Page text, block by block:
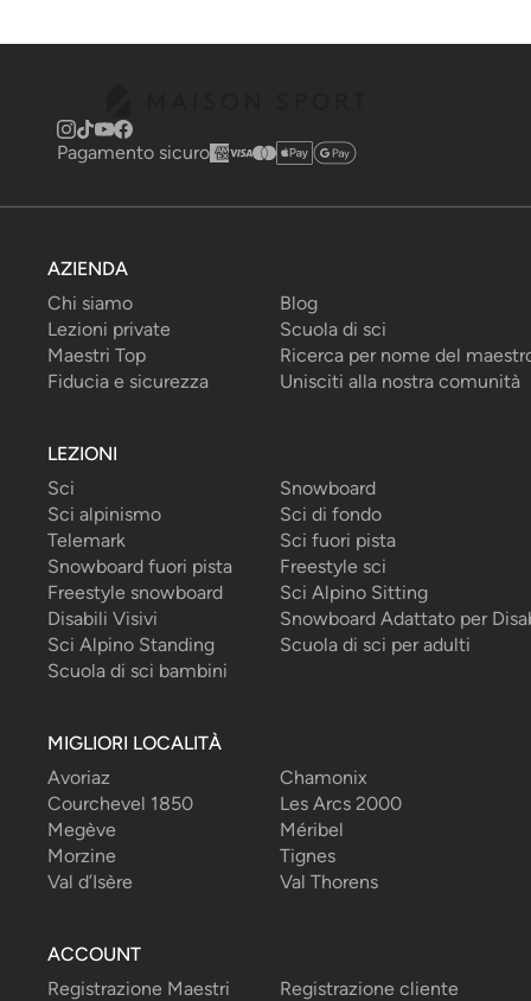
Pagamento sicuro
AZIENDA
Chi siamo
Blog
Lezioni private
Scuola di sci
Maestri Top
Ricerca per nome del
Fiducia e sicurezza
Unisciti alla nostra comunità
LEZIONI
Sci
Snowboard
Sci alpinismo
Sci di fondo
Telemark
Sci fuori pista
Snowboard fuori pista
Freestyle sci
Freestyle snowboard
Sci Alpino Sitting
Disabili Visivi
Snowboard Adattato per
Sci Alpino Standing
Scuola di sci per adulti
Scuola di sci bambini
MIGLIORI LOCALITÀ
Avoriaz
Chamonix
Courchevel 1850
Les Arcs 2000
Megève
Méribel
Morzine
Tignes
Val d’Isère
Val Thorens
ACCOUNT
Registrazione Maestri
Registrazione cliente